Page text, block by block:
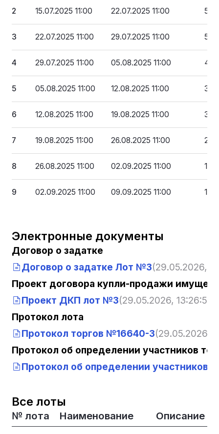
2 15.07.2025 11:00 22.07.2025 11:00
3 22.07.2025 11:00 29.07.2025 11:00
4 29.07.2025 11:00 05.08.2025 11:00
5 05.08.2025 11:00 12.08.2025 11:00
6 12.08.2025 11:00 19.08.2025 11:00
7 19.08.2025 11:00 26.08.2025 11:00
8 26.08.2025 11:00 02.09.2025 11:00 197
9 02.09.2025 11:00 09.09.2025 11:00
Электронные документы
Договор о задатке
Договор о задатке Лот №3(29.05.2026,
Проект договора купли-продажи
Проект ДКП лот №3(29.05.2026, 13:26:51)
Протокол лота
Протокол торгов №16640-3(29.05.2026,
Протокол об определении участников
Протокол об определении участников
Все лоты
№ лота Наименование Описание